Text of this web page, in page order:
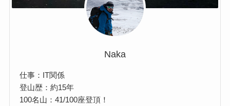
Naka
仕事：IT関係
登山歴：約15年
100名山：41/100座登頂！